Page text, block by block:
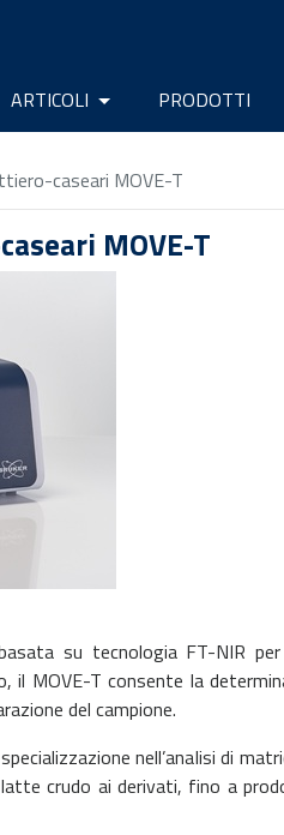
ARTICOLI PRODOTTI
caseari MOVE-T
MOVE-T
su tecnologia FT-NIR
il MOVE-T consente la
del campione.
nell’analisi di
crudo ai derivati, fino a